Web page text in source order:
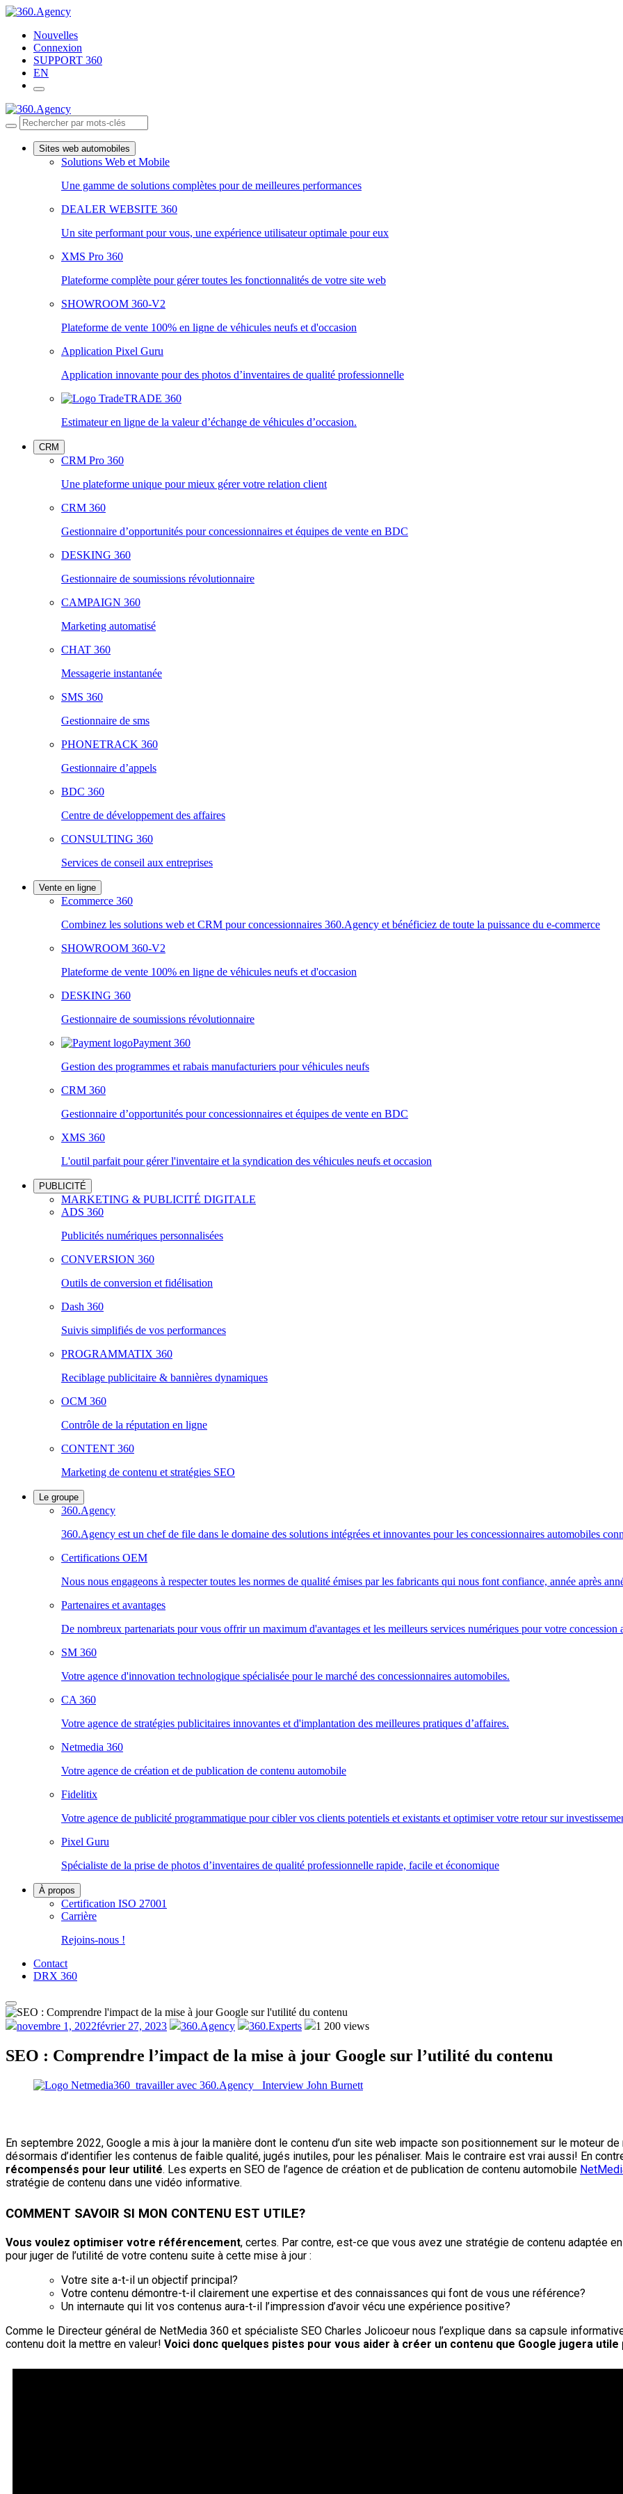
Aller
contenu
principal
Nouvelles
Connexion
SUPPORT 360
EN
Sites web automobiles
Solutions Web et Mobile
Une gamme de solutions complètes pour de meilleures performances
DEALER WEBSITE 360
Un site performant pour vous, une expérience utilisateur optimale pour eux
XMS Pro 360
Plateforme complète pour gérer toutes les fonctionnalités de votre site web
SHOWROOM 360-V2
Plateforme de vente 100% en ligne de véhicules neufs et d'occasion
Application Pixel Guru
Application innovante pour des photos d’inventaires de qualité professionnelle
TRADE 360
Estimateur en ligne de la valeur d’échange de véhicules d’occasion.
CRM
CRM Pro 360
Une plateforme unique pour mieux gérer votre relation client
CRM 360
Gestionnaire d’opportunités pour concessionnaires et équipes de vente en BDC
DESKING 360
Gestionnaire de soumissions révolutionnaire
CAMPAIGN 360
Marketing automatisé
CHAT 360
Messagerie instantanée
SMS 360
Gestionnaire de sms
PHONETRACK 360
Gestionnaire d’appels
BDC 360
Centre de développement des affaires
CONSULTING 360
Services de conseil aux entreprises
Vente en ligne
Ecommerce 360
Combinez les solutions web et CRM pour concessionnaires 360.Agency et bénéficiez de toute la puissance du e-commerce
SHOWROOM 360-V2
Plateforme de vente 100% en ligne de véhicules neufs et d'occasion
DESKING 360
Gestionnaire de soumissions révolutionnaire
Payment 360
Gestion des programmes et rabais manufacturiers pour véhicules neufs
CRM 360
Gestionnaire d’opportunités pour concessionnaires et équipes de vente en BDC
XMS 360
L'outil parfait pour gérer l'inventaire et la syndication des véhicules neufs et occasion
PUBLICITÉ
MARKETING & PUBLICITÉ DIGITALE
ADS 360
Publicités numériques personnalisées
CONVERSION 360
Outils de conversion et fidélisation
Dash 360
Suivis simplifiés de vos performances
PROGRAMMATIX 360
Reciblage publicitaire & bannières dynamiques
OCM 360
Contrôle de la réputation en ligne
CONTENT 360
Marketing de contenu et stratégies SEO
Le groupe
360.Agency
360.Agency est un chef de file dans le domaine des solutions intégrées et innovantes pour les concessionnaires automobiles
Certifications OEM
Nous nous engageons à respecter toutes les normes de qualité émises par les fabricants qui nous font confiance, année après
Partenaires et avantages
De nombreux partenariats pour vous offrir un maximum d'avantages et les meilleurs services numériques pour votre concession
SM 360
Votre agence d'innovation technologique spécialisée pour le marché des concessionnaires automobiles.
CA 360
Votre agence de stratégies publicitaires innovantes et d'implantation des meilleures pratiques d’affaires.
Netmedia 360
Votre agence de création et de publication de contenu automobile
Fidelitix
Votre agence de publicité programmatique pour cibler vos clients potentiels et existants et optimiser votre retour sur
Pixel Guru
Spécialiste de la prise de photos d’inventaires de qualité professionnelle rapide, facile et économique
À propos
Certification ISO 27001
Carrière
Rejoins-nous !
Contact
DRX 360
Publié
novembre 1, 2022février 27, 2023 360.Agency 360.Experts 1 200 views
SEO : Comprendre l’impact de la mise à jour Google sur l’utilité du contenu
En septembre 2022, Google a mis à jour la manière dont le contenu d’un site web impacte son positionnement sur le moteur
désormais d’identifier les contenus de faible qualité, jugés inutiles, pour les pénaliser. Mais le contraire est vrai aussi! En
récompensés pour leur utilité. Les experts en SEO de l’agence de création et de publication de contenu automobile
stratégie de contenu dans une vidéo informative.
COMMENT SAVOIR SI MON CONTENU EST UTILE?
Vous voulez optimiser votre référencement, certes. Par contre, est-ce que vous avez une stratégie de contenu adaptée
pour juger de l’utilité de votre contenu suite à cette mise à jour :
Votre site a-t-il un objectif principal?
Votre contenu démontre-t-il clairement une expertise et des connaissances qui font de vous une référence?
Un internaute qui lit vos contenus aura-t-il l’impression d’avoir vécu une expérience positive?
Comme le Directeur général de NetMedia 360 et spécialiste SEO Charles Jolicoeur nous l’explique dans sa capsule
contenu doit la mettre en valeur! Voici donc quelques pistes pour vous aider à créer un contenu que Google jugera